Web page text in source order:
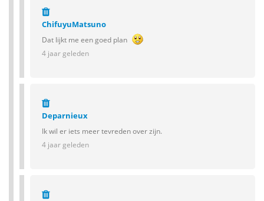
ChifuyuMatsuno
Dat lijkt me een goed plan
4 jaar geleden
Deparnieux
Ik wil er iets meer tevreden over zijn.
4 jaar geleden